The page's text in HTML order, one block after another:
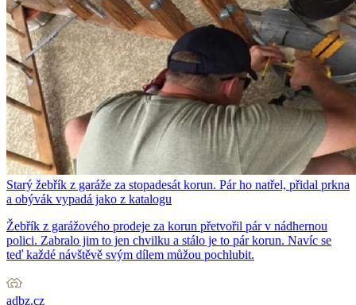
Starý žebřík z garáže za stopadesát korun. Pár ho natřel, přidal prkna
a obývák vypadá jako z katalogu
Žebřík z garážového prodeje za korun přetvořil pár v nádhernou
polici. Zabralo jim to jen chvilku a stálo je to pár korun. Navíc se
teď každé návštěvě svým dílem můžou pochlubit.
adbz.cz